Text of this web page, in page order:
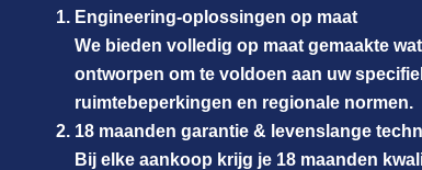
Engineering-oplossingen op maat
We bieden volledig op maat gemaakte
ontworpen om te voldoen aan uw
ruimtebeperkingen en regionale normen.
18 maanden garantie & levenslange
Bij elke aankoop krijg je 18 maanden